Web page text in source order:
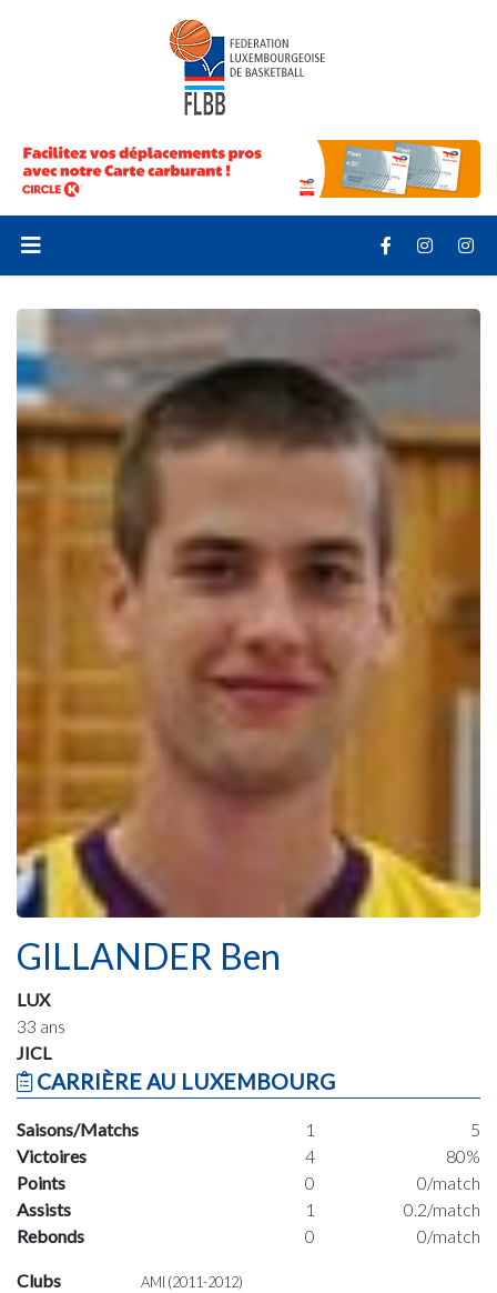
GILLANDER Ben
LUX
33 ans
JICL
CARRIÈRE AU LUXEMBOURG
Saisons/Matchs 1
5
Victoires
4
80%
Points
0
0/match
Assists
1
0.2/match
Rebonds
0 0/match
Clubs AMI (2011-2012)